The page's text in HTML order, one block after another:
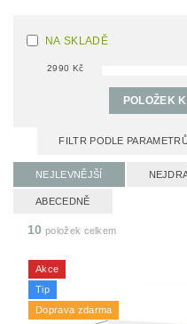
NA SKLADĚ
2990 Kč
POLOŽEK
FILTR PODLE
NEJLEVNĚJŠÍ
ABECEDNĚ
10 položek celkem
Akce
Tip
Doprava zdarma